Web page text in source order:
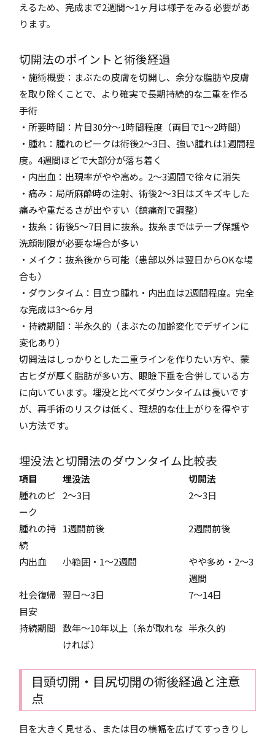
えるため、完成まで2週間～1ヶ月は様子をみる必要があ
ります。
切開法のポイントと術後経過
・施術概要：まぶたの皮膚を切開し、余分な脂肪や皮膚
を取り除くことで、より確実で長期持続的な二重を作る
手術
・所要時間：片目30分～1時間程度（両目で1～2時間）
・腫れ：腫れのピークは術後2～3日、強い腫れは1週間程
度。4週間ほどで大部分が落ち着く
・内出血：出現率がやや高め。2～3週間で徐々に消失
・痛み：局所麻酔時の注射、術後2～3日はズキズキした
痛みや重だるさが出やすい（鎮痛剤で調整）
・抜糸：術後5～7日目に抜糸。抜糸まではテープ保護や
洗顔制限が必要な場合が多い
・メイク：抜糸後から可能（患部以外は翌日からOKな場
合も）
・ダウンタイム：目立つ腫れ・内出血は2週間程度。完全
な完成は3～6ヶ月
・持続期間：半永久的（まぶたの加齢変化でデザインに
変化あり）
切開法はしっかりとした二重ラインを作りたい方や、蒙
古ヒダが厚く脂肪が多い方、眼瞼下垂を合併している方
に向いています。埋没と比べてダウンタイムは長いです
が、再手術のリスクは低く、理想的な仕上がりを得やす
い方法です。
埋没法と切開法のダウンタイム比較表
項目 埋没法
切開法
腫れのピ
ーク
2～3日 2～3日
腫れの持
続
1週間前後 2週間前後
内出血 小範囲・1～2週間
やや多め・2～3
週間
社会復帰
目安
翌日～3日 7～14日
持続期間 数年～10年以上（糸が取れな
ければ）
半永久的
目頭切開・目尻切開の術後経過と注意
点
目を大きく見せる、または目の横幅を広げてすっきりし